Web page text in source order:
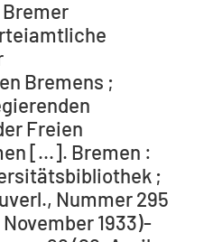
Bremens ;
Freien
[...]. Bremen :
;
Nummer 295
1933)-